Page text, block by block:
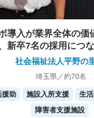
導入が業界全体の価
新卒7名の採用につ
社会福祉法人平野の
埼玉県／約70名
援助 施設入所支援 生
障害者支援施設